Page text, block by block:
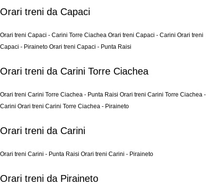
Orari treni da Capaci
Orari treni Capaci - Carini Torre Ciachea Orari treni Capaci - Carini Orari treni
Capaci - Piraineto Orari treni Capaci - Punta Raisi
Orari treni da Carini Torre Ciachea
Orari treni Carini Torre Ciachea - Punta Raisi Orari treni Carini Torre Ciachea -
Carini Orari treni Carini Torre Ciachea - Piraineto
Orari treni da Carini
Orari treni Carini - Punta Raisi Orari treni Carini - Piraineto
Orari treni da Piraineto